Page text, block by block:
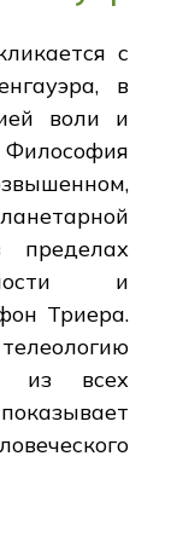
с
в
воли и
пределах
и
Триера.
из всех